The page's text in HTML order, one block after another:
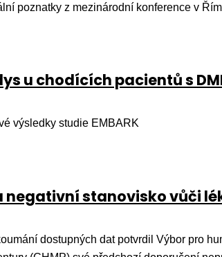
poznatky z mezinárodní konference v
u chodících pacientů s
výsledky studie EMBARK
negativní stanovisko vůči
dostupných dat potvrdil Výbor pro